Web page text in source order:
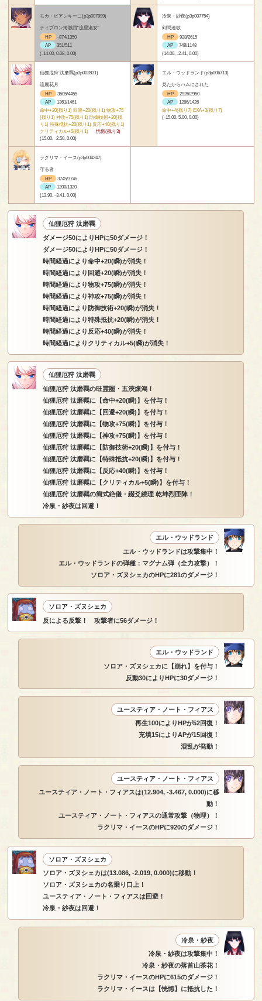
モカ・ビアンキーニ(p3p007999)
ティブロン海賊団“流星淑女”
HP
-874/1350
AP
351/511
(-14.00, 0.08, 0.00)
冷泉・紗夜(p3p007754)
剣閃連歌
HP
928/2615
AP
748/1148
(14.00, -2.41, 0.00)
仙狸厄狩 汰磨羈(p3p002831)
流麗花月
HP
3505/4455
AP
1361/1461
命中+20(残り1) 回避+20(残り1) 物攻+75
(残り1) 神攻+75(残り1) 防御技術+20(残
り1) 特殊抵抗+20(残り1) 反応+40(残り1)
クリティカル+5(残り1)
恍惚(残り3)
(15.00, -2.50, 0.00)
エル・ウッドランド(p3p006713)
見たからハムにされた
HP
2926/2950
AP
1286/1426
命中+4(残り7) EXA+3(残り7)
(-15.00, 5.00, 0.00)
ラクリマ・イース(p3p004247)
守る者
HP
3745/3745
AP
1200/1320
(13.90, -3.41, 0.00)
仙狸厄狩 汰磨羈
ダメージ50によりHPに50ダメージ！
ダメージ50によりHPに50ダメージ！
時間経過により命中+20(瞬)が消失！
時間経過により回避+20(瞬)が消失！
時間経過により物攻+75(瞬)が消失！
時間経過により神攻+75(瞬)が消失！
時間経過により防御技術+20(瞬)が消失！
時間経過により特殊抵抗+20(瞬)が消失！
時間経過により反応+40(瞬)が消失！
時間経過によりクリティカル+5(瞬)が消失！
仙狸厄狩 汰磨羈
仙狸厄狩 汰磨羈の旺霊圏・五浹煉鴻！
仙狸厄狩 汰磨羈に【命中+20(瞬)】を付与！
仙狸厄狩 汰磨羈に【回避+20(瞬)】を付与！
仙狸厄狩 汰磨羈に【物攻+75(瞬)】を付与！
仙狸厄狩 汰磨羈に【神攻+75(瞬)】を付与！
仙狸厄狩 汰磨羈に【防御技術+20(瞬)】を付与！
仙狸厄狩 汰磨羈に【特殊抵抗+20(瞬)】を付与！
仙狸厄狩 汰磨羈に【反応+40(瞬)】を付与！
仙狸厄狩 汰磨羈に【クリティカル+5(瞬)】を付与！
仙狸厄狩 汰磨羈の簡式絶儀・綴爻繞理 乾坤烈匝陣！
冷泉・紗夜は回避！
エル・ウッドランド
エル・ウッドランドは攻撃集中！
エル・ウッドランドの弾種：マグナム弾（全力攻撃）！
ソロア・ズヌシェカのHPに281のダメージ！
ソロア・ズヌシェカ
反による反撃！ 攻撃者に56ダメージ！
エル・ウッドランド
ソロア・ズヌシェカに【崩れ】を付与！
反動30によりHPに30ダメージ！
ユースティア・ノート・フィアス
再生100によりHPが52回復！
充填15によりAPが15回復！
混乱が発動！
ユースティア・ノート・フィアス
ユースティア・ノート・フィアスは(12.904, -3.467, 0.000)に移
動！
ユースティア・ノート・フィアスの通常攻撃（物理）！
ラクリマ・イースのHPに920のダメージ！
ソロア・ズヌシェカ
ソロア・ズヌシェカは(13.086, -2.019, 0.000)に移動！
ソロア・ズヌシェカの名乗り口上！
ユースティア・ノート・フィアスは回避！
冷泉・紗夜は回避！
冷泉・紗夜
冷泉・紗夜は攻撃集中！
冷泉・紗夜の落首山茶花！
ラクリマ・イースのHPに615のダメージ！
ラクリマ・イースは【恍惚】に抵抗した！